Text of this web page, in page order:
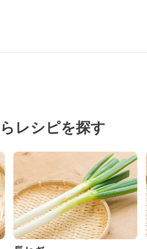
レシピを探す